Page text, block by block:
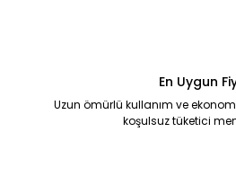
En Uygun
Uzun ömürlü kullanım ve
koşulsuz tüketici